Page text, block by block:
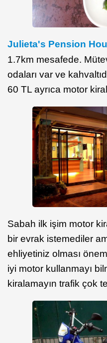
Julieta's Pension
1.7km mesafede.
odaları var ve
60 TL ayrıca motor
Sabah ilk işim motor
bir evrak istemediler
ehliyetiniz olması
iyi motor kullanmayı
kiralamayın trafik çok